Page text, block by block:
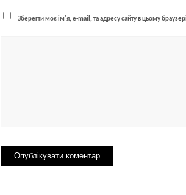
Зберегти моє ім'я, e-mail, та адресу сайту в цьому